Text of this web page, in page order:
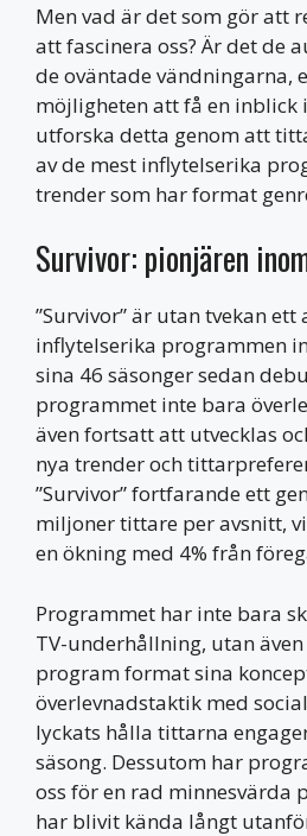
Men vad är det som gör att
att fascinera oss? Är det de
de oväntade vändningarna,
möjligheten att få en inblick
utforska detta genom att
av de mest inflytelserika
trender som har format
Survivor: pionjären
”Survivor” är utan tvekan ett
inflytelserika programmen
sina 46 säsonger sedan
programmet inte bara
även fortsatt att utvecklas
nya trender och
”Survivor” fortfarande ett
miljoner tittare per avsnitt,
en ökning med 4% från
Programmet har inte bara
TV-underhållning, utan
program format sina
överlevnadstaktik med
lyckats hålla tittarna
säsong. Dessutom har
oss för en rad minnesvärda
har blivit kända långt